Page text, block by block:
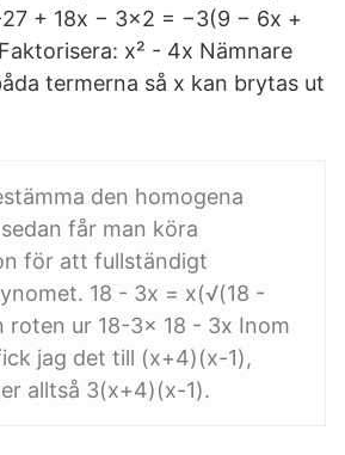
+ 18x − 3x2 = −3(9 − 6x +
x² - 4x Nämnare
termerna så x kan brytas ut
den homogena
får man köra
för att fullständigt
18 - 3x = x(√(18 -
roten ur 18-3x 18 - 3x Inom
jag det till (x+4)(x-1),
alltså 3(x+4)(x-1).